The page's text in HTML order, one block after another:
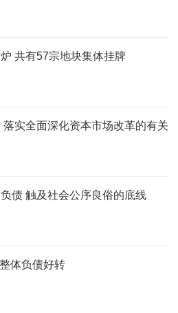
共有57宗地块集体挂牌
实全面深化资本市场改革的有关
债 触及社会公序良俗的底线
体负债好转